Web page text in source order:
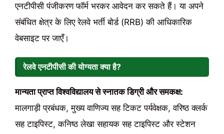
एनटीपीसी पंजीकरण फॉर्म भरकर आवेदन कर सकते हैं। या अपने
संबंधित क्षेत्र के लिए रेलवे भर्ती बोर्ड (RRB) की आधिकारिक
वेबसाइट पर जाएँ।
रेलवे एनटीपीसी की योग्यता क्या है?
मान्यता प्राप्त विश्वविद्यालय से स्नातक डिग्री और समकक्ष:
मालगाड़ी प्रबंधक, मुख्य वाणिज्य सह टिकट पर्यवेक्षक, वरिष्ठ क्लर्क
सह टाइपिस्ट, कनिष्ठ लेखा सहायक सह टाइपिस्ट और स्टेशन